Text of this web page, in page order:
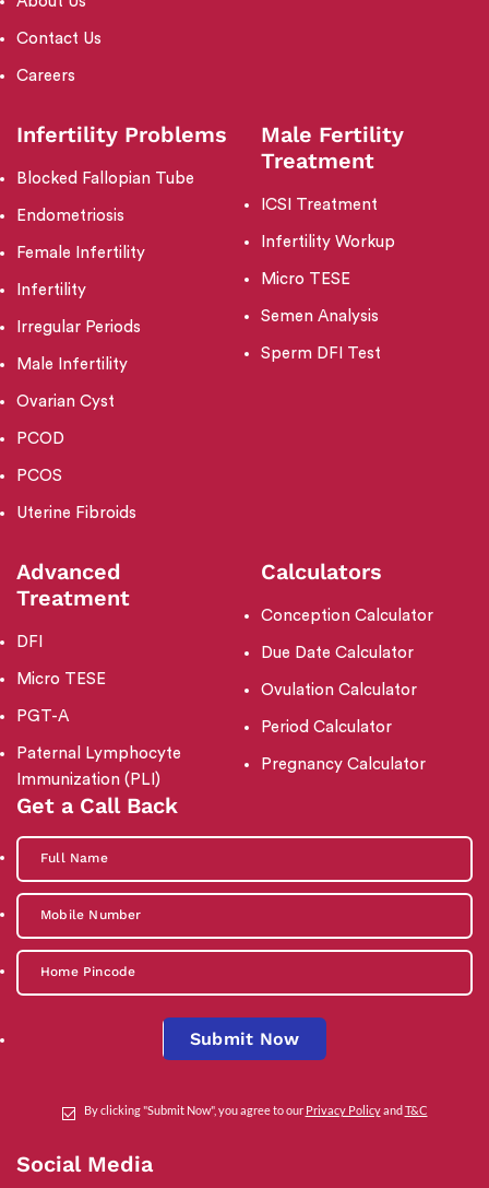
Contact Us
Careers
Infertility Problems
Blocked Fallopian Tube
Endometriosis
Female Infertility
Infertility
Irregular Periods
Male Infertility
Ovarian Cyst
PCOD
PCOS
Uterine Fibroids
Male Fertility
Treatment
ICSI Treatment
Infertility Workup
Micro TESE
Semen Analysis
Sperm DFI Test
Advanced
Treatment
DFI
Micro TESE
PGT-A
Paternal Lymphocyte
Immunization (PLI)
Calculators
Conception Calculator
Due Date Calculator
Ovulation Calculator
Period Calculator
Pregnancy Calculator
Get a Call Back
Submit Now
By clicking "Submit Now", you agree to our Privacy PolicyandT&C
Social Media